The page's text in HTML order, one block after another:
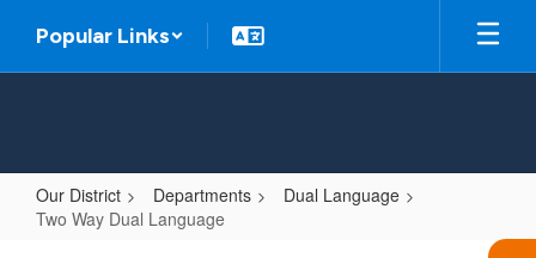
main
Popular Links
Our District Departments
Dual Language
Two Way Dual Language